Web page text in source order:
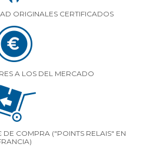
ORIGINALES CERTIFICADOS
A LOS DEL MERCADO
COMPRA ("POINTS RELAIS" EN